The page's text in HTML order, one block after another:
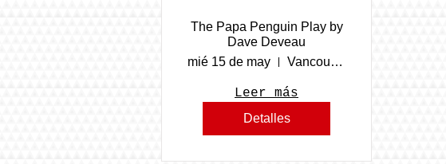
The Papa Penguin Play by
Dave Deveau
mié 15 de may
Vancouver
Leer más
Detalles